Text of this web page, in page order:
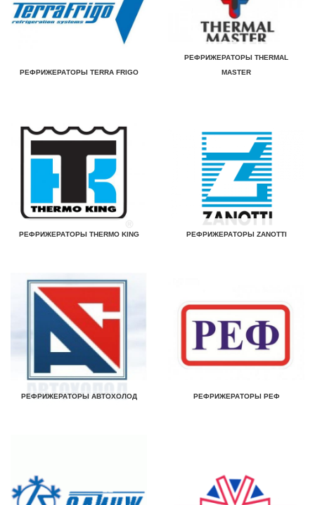
РЕФРИЖЕРАТОРЫ TERRA FRIGO
РЕФРИЖЕРАТОРЫ THERMAL
MASTER
РЕФРИЖЕРАТОРЫ THERMO KING РЕФРИЖЕРАТОРЫ ZANOTTI
РЕФРИЖЕРАТОРЫ АВТОХОЛОД РЕФРИЖЕРАТОРЫ РЕФ